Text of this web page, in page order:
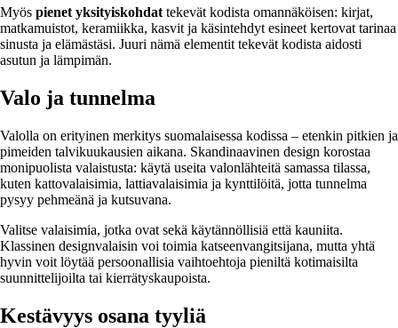
Myös pienet yksityiskohdat tekevät kodista omannäköisen: kirjat,
matkamuistot, keramiikka, kasvit ja käsintehdyt esineet kertovat tarinaa
sinusta ja elämästäsi. Juuri nämä elementit tekevät kodista aidosti
asutun ja lämpimän.
Valo ja tunnelma
Valolla on erityinen merkitys suomalaisessa kodissa – etenkin pitkien ja
pimeiden talvikuukausien aikana. Skandinaavinen design korostaa
monipuolista valaistusta: käytä useita valonlähteitä samassa tilassa,
kuten kattovalaisimia, lattiavalaisimia ja kynttilöitä, jotta tunnelma
pysyy pehmeänä ja kutsuvana.
Valitse valaisimia, jotka ovat sekä käytännöllisiä että kauniita.
Klassinen designvalaisin voi toimia katseenvangitsijana, mutta yhtä
hyvin voit löytää persoonallisia vaihtoehtoja pieniltä kotimaisilta
suunnittelijoilta tai kierrätyskaupoista.
Kestävyys osana tyyliä